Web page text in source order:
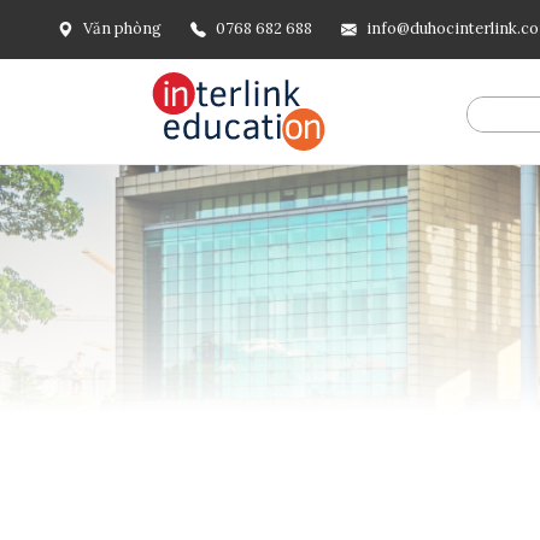
Văn phòng 0768 682 688
@include('frontend.layouts.schema-org', [ 'type' =>
url('/'), ], [ '@type' => 'ListItem', 'position' => 2, 'name' =>
=> url()->current(), ], ], ], ])